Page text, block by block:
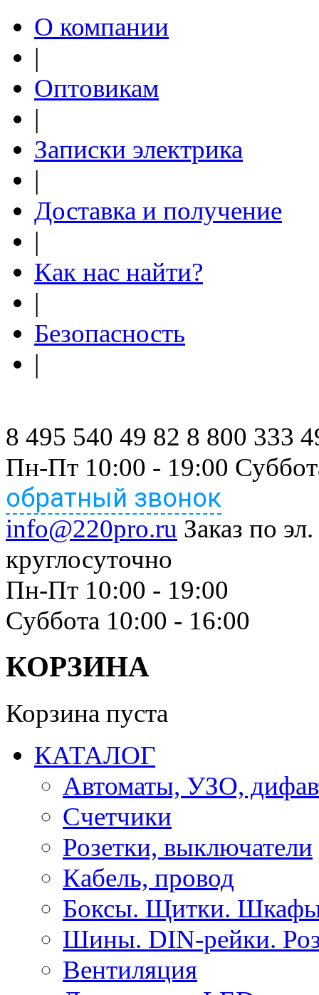
О компании
|
Оптовикам
|
Записки электрика
|
Доставка и получение
|
Как нас найти?
|
Безопасность
|
8 495 540 49 82 8 800 333
Пн-Пт 10:00 - 19:00
обратный звонок
info@220pro.ru Заказ по
круглосуточно
Пн-Пт 10:00 - 19:00
Суббота 10:00 - 16:00
КОРЗИНА
Корзина пуста
КАТАЛОГ
Автоматы, УЗО,
Счетчики
Розетки, выключатели
Кабель, провод
Боксы. Щитки.
Шины. DIN-рейки.
Вентиляция